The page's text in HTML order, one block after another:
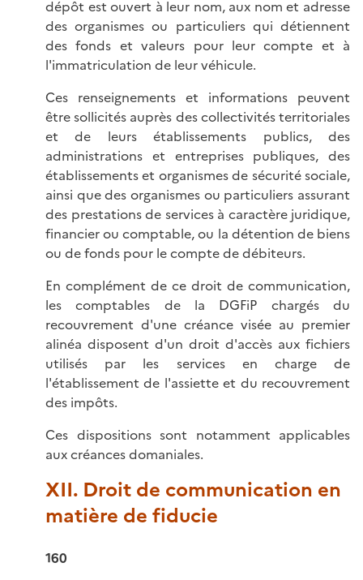
dépôt est ouvert à leur nom, aux nom et adresse
des organismes ou particuliers qui détiennent
des fonds et valeurs pour leur compte et à
l'immatriculation de leur véhicule.
Ces renseignements et informations peuvent
être sollicités auprès des collectivités territoriales
et de leurs établissements publics, des
administrations et entreprises publiques, des
établissements et organismes de sécurité sociale,
ainsi que des organismes ou particuliers assurant
des prestations de services à caractère juridique,
financier ou comptable, ou la détention de biens
ou de fonds pour le compte de débiteurs.
En complément de ce droit de communication,
les comptables de la DGFiP chargés du
recouvrement d'une créance visée au premier
alinéa disposent d'un droit d'accès aux fichiers
utilisés par les services en charge de
l'établissement de l'assiette et du recouvrement
des impôts.
Ces dispositions sont notamment applicables
aux créances domaniales.
XII. Droit de communication en
matière de fiducie
160